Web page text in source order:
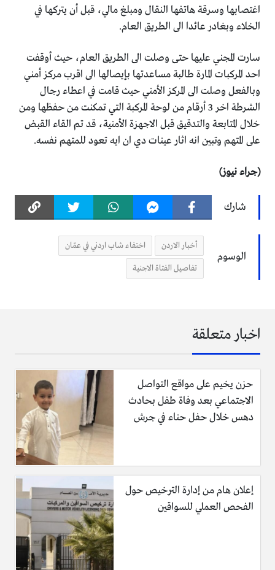
اغتصابها وسرقة هاتفها النقال ومبلغ مالي، قبل أن يتركها في
الخلاء وبغادر عائدا الى الطريق العام.
سارت المجني عليها حتى وصلت الى الطريق العام، حيث أوقفت
احد المركبات المارة طالبة مساعدتها بإيصالها الى اقرب مركز أمني
وبالفعل وصلت الى المركز الأمني حيث قامت في اعطاء رجال
الشرطة اخر 3 أرقام من لوحة المركبة التي تمكنت من حفظها ومن
خلال المتابعة والتدقيق قبل الاجهزة الأمنية، قد تم القاء القبض
على المتهم وتبين انه اثار عينات دي ان ايه تعود للمتهم نفسه.
(جراء نيوز)
شارك
الوسوم
أخبار الاردن اختفاء شاب اردني في عمّان
تفاصيل الفتاة الاجنية
اخبار متعلقة
حزن يخيم على مواقع التواصل
الاجتماعي بعد وفاة طفل بحادث
دهس خلال حفل حناء في جرش
إعلان هام من إدارة الترخيص حول
الفحص العملي للسواقين